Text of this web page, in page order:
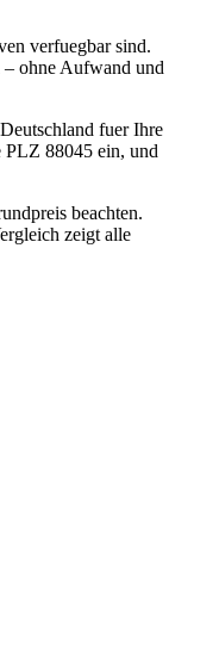
verfuegbar sind.
– ohne Aufwand und
fuer Ihre
PLZ 88045 ein, und
beachten.
zeigt alle